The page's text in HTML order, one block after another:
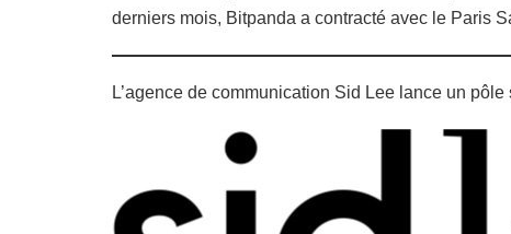
derniers mois, Bitpanda a contracté avec le Paris
L’agence de communication Sid Lee lance un pôle